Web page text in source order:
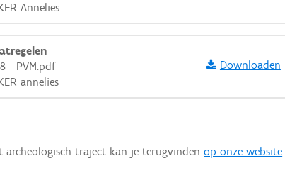
Annelies
- PVM.pdf
annelies
Downloaden
archeologisch traject kan je terugvindenop onze website.